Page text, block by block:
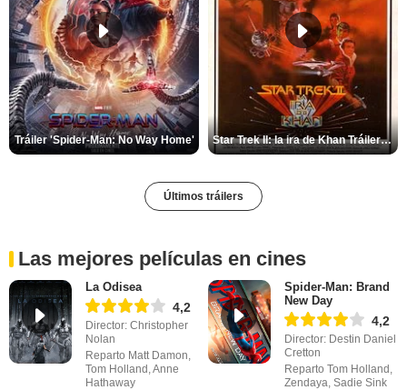
Tráiler 'Spider-Man: No Way Home' Star Trek II: la ira de Khan Tráiler VO
Últimos tráilers
Las mejores películas en cines
La Odisea
4,2
Director: Christopher
Nolan
Reparto Matt Damon,
Tom Holland, Anne
Hathaway
Spider-Man: Brand
New Day
4,2
Director: Destin Daniel
Cretton
Reparto Tom Holland,
Zendaya, Sadie Sink